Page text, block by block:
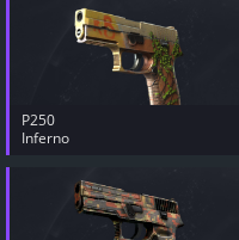
P250
Inferno